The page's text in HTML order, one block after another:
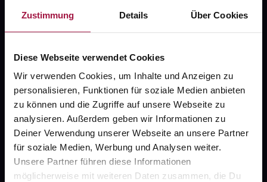
Zustimmung Details Über Cookies
Diese Webseite verwendet Cookies
Wir verwenden Cookies, um Inhalte und Anzeigen zu
personalisieren, Funktionen für soziale Medien anbieten
zu können und die Zugriffe auf unsere Webseite zu
analysieren. Außerdem geben wir Informationen zu
Deiner Verwendung unserer Webseite an unsere Partner
für soziale Medien, Werbung und Analysen weiter.
Unsere Partner führen diese Informationen
möglicherweise mit weiteren Daten zusammen, die Du
gesund.de
Über uns
Karriere
Newsletter